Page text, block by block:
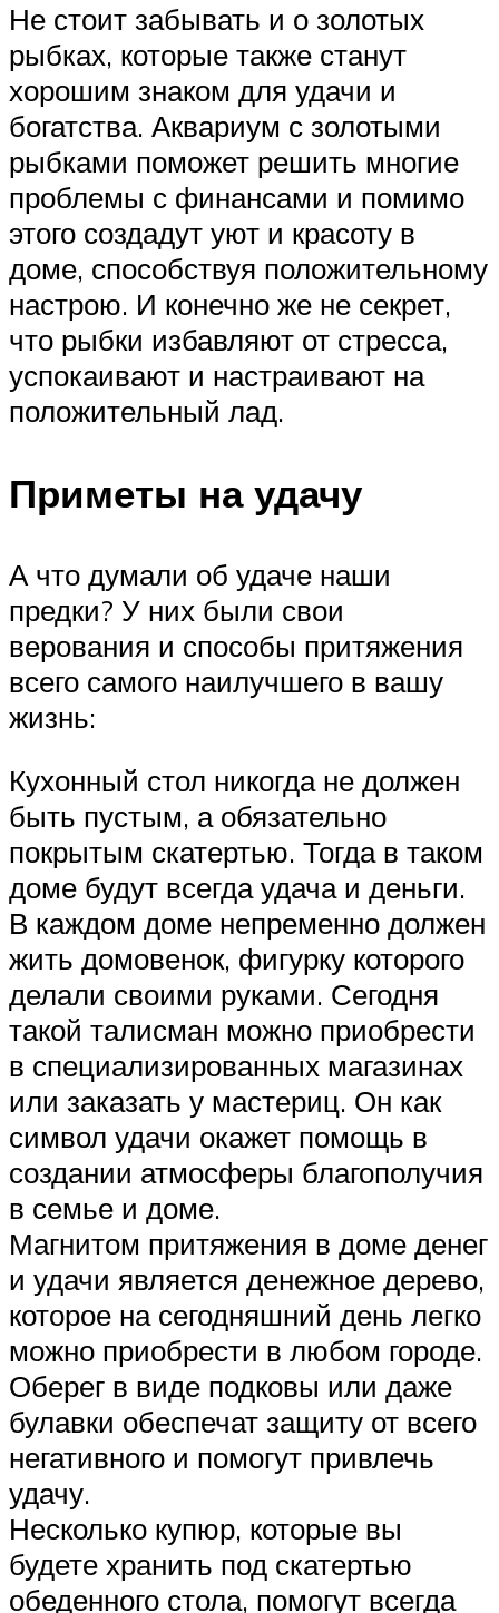
Не стоит забывать и о золотых
рыбках, которые также станут
хорошим знаком для удачи и
богатства. Аквариум с золотыми
рыбками поможет решить многие
проблемы с финансами и помимо
этого создадут уют и красоту в
доме, способствуя положительному
настрою. И конечно же не секрет,
что рыбки избавляют от стресса,
успокаивают и настраивают на
положительный лад.
Приметы на удачу
А что думали об удаче наши
предки? У них были свои
верования и способы притяжения
всего самого наилучшего в вашу
жизнь:
Кухонный стол никогда не должен
быть пустым, а обязательно
покрытым скатертью. Тогда в таком
доме будут всегда удача и деньги.
В каждом доме непременно должен
жить домовенок, фигурку которого
делали своими руками. Сегодня
такой талисман можно приобрести
в специализированных магазинах
или заказать у мастериц. Он как
символ удачи окажет помощь в
создании атмосферы благополучия
в семье и доме.
Магнитом притяжения в доме денег
и удачи является денежное дерево,
которое на сегодняшний день легко
можно приобрести в любом городе.
Оберег в виде подковы или даже
булавки обеспечат защиту от всего
негативного и помогут привлечь
удачу.
Несколько купюр, которые вы
будете хранить под скатертью
обеденного стола, помогут всегда